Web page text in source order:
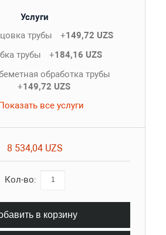
Услуги
трубы
+149,72 UZS
трубы
+184,16 UZS
обработка трубы
+149,72 UZS
все услуги
8 534,04 UZS
Кол-во:
в корзину